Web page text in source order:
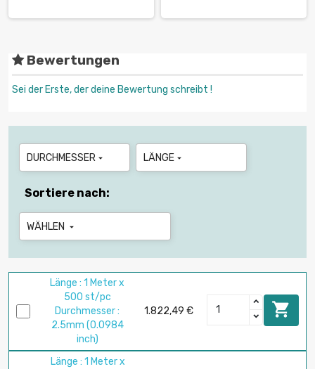
Bewertungen
Sei der Erste, der deine Bewertung schreibt !
DURCHMESSER  LÄNGE 
Sortiere nach:
WÄHLEN 
Länge : 1 Meter x
500 st/pc
Durchmesser :
2.5mm (0.0984
inch)
1.822,49 € 
Länge : 1 Meter x